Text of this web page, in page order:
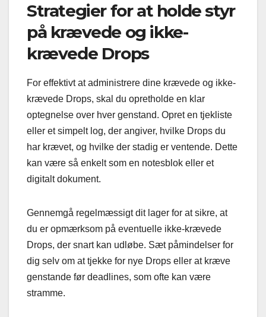
Strategier for at holde styr
på krævede og ikke-
krævede Drops
For effektivt at administrere dine krævede og ikke-
krævede Drops, skal du opretholde en klar
optegnelse over hver genstand. Opret en tjekliste
eller et simpelt log, der angiver, hvilke Drops du
har krævet, og hvilke der stadig er ventende. Dette
kan være så enkelt som en notesblok eller et
digitalt dokument.
Gennemgå regelmæssigt dit lager for at sikre, at
du er opmærksom på eventuelle ikke-krævede
Drops, der snart kan udløbe. Sæt påmindelser for
dig selv om at tjekke for nye Drops eller at kræve
genstande før deadlines, som ofte kan være
stramme.